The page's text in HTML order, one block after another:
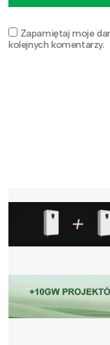
Zapamiętaj moje
kolejnych komentarzy.